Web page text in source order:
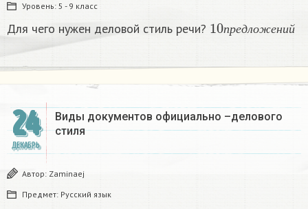
Уровень: 5 - 9 класс
Для чего нужен деловой стиль речи? пре дл ожен и й
10
24
ДЕКАБРЬ
Виды документов официально –делового
стиля
Автор: Zaminaej
Предмет: Русский язык